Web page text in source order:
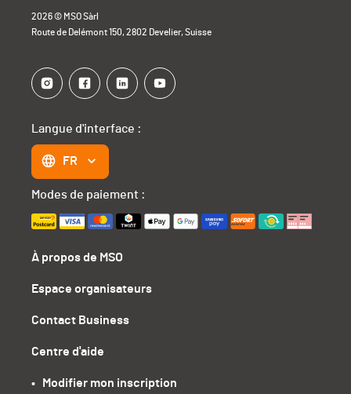
2026 © MSO Sàrl
Route de Delémont 150, 2802 Develier, Suisse
À propos de MSO
Espace organisateurs
Contact Business
Centre d'aide
•   Modifier mon inscription
Langue d'interface :
FR
Modes de paiement :